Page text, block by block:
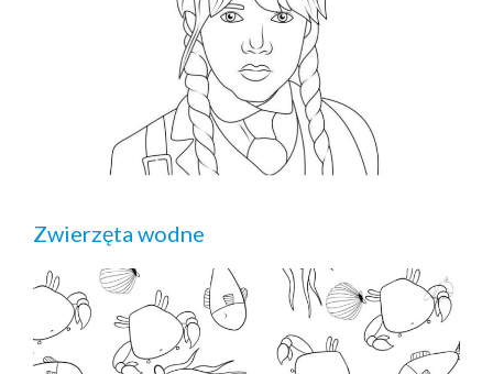
Zwierzęta wodne